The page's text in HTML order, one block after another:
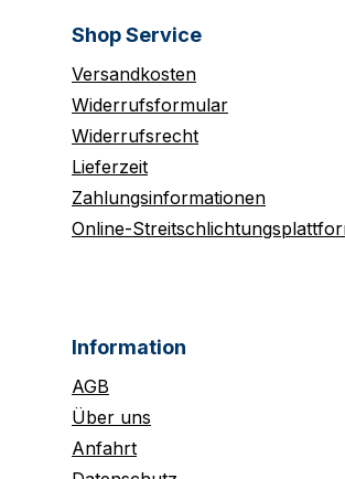
Shop Service
Versandkosten
Widerrufsformular
Widerrufsrecht
Lieferzeit
Zahlungsinformationen
Online-
Information
AGB
Über uns
Anfahrt